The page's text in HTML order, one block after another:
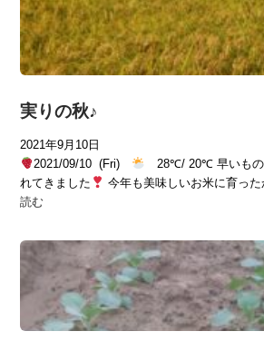
実りの秋♪
2021年9月10日
2021/09/10 (Fri)
28℃/ 20℃ 早いもの
れてきました
今年も美味しいお米に育った
読む